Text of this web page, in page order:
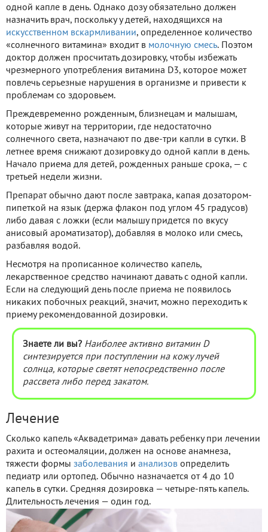
одной капле в день. Однако дозу обязательно должен
назначить врач, поскольку у детей, находящихся на
искусственном вскармливании, определенное количество
«солнечного витамина» входит в молочную смесь. Поэтом
доктор должен просчитать дозировку, чтобы избежать
чрезмерного употребления витамина D3, которое может
повлечь серьезные нарушения в организме и привести к
проблемам со здоровьем.
Преждевременно рожденным, близнецам и малышам,
которые живут на территории, где недостаточно
солнечного света, назначают по две-три капли в сутки. В
летнее время снижают дозировку до одной капли в день.
Начало приема для детей, рожденных раньше срока, — с
третьей недели жизни.
Препарат обычно дают после завтрака, капая дозатором-
пипеткой на язык (держа флакон под углом 45 градусов)
либо давая с ложки (если малышу придется по вкусу
анисовый ароматизатор), добавляя в молоко или смесь,
разбавляя водой.
Несмотря на прописанное количество капель,
лекарственное средство начинают давать с одной капли.
Если на следующий день после приема не появилось
никаких побочных реакций, значит, можно переходить к
приему рекомендованной дозировки.
Знаете ли вы? Наиболее активно витамин D
синтезируется при поступлении на кожу лучей
солнца, которые светят непосредственно после
рассвета либо перед закатом.
Лечение
Сколько капель «Аквадетрима» давать ребенку при лечении
рахита и остеомаляции, должен на основе анамнеза,
тяжести формы заболевания и анализов определить
педиатр или ортопед. Обычно назначается от 4 до 10
капель в сутки. Средняя дозировка — четыре-пять капель.
Длительность лечения — один год.